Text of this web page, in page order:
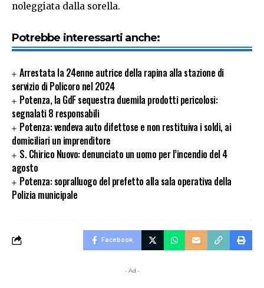
noleggiata dalla sorella.
Potrebbe interessarti anche:
Arrestata la 24enne autrice della rapina alla stazione di
servizio di Policoro nel 2024
Potenza, la GdF sequestra duemila prodotti pericolosi:
segnalati 8 responsabili
Potenza: vendeva auto difettose e non restituiva i soldi, ai
domiciliari un imprenditore
S. Chirico Nuovo: denunciato un uomo per l’incendio del 4
agosto
Potenza: sopralluogo del prefetto alla sala operativa della
Polizia municipale
Facebook
- Ad -